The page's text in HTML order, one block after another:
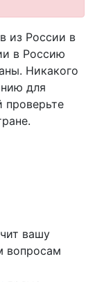
из России в
в Россию
Никакого
для
проверьте
вашу
вопросам